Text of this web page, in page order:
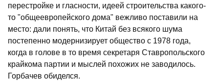
перестройке и гласности, идеей строительства какого-
то "общеевропейского дома" вежливо поставили на
место: дали понять, что Китай без всякого шума
постепенно модернизирует общество с 1978 года,
когда в голове в то время секретаря Ставропольского
крайкома партии и мыслей похожих не заводилось.
Горбачев обиделся.